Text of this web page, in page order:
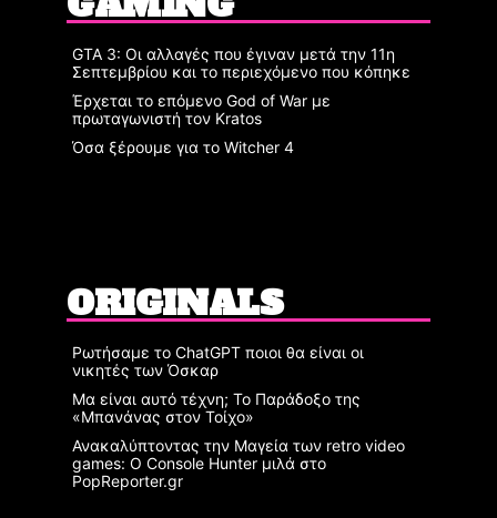
GTA 3: Οι αλλαγές που έγιναν μετά την 11η
Σεπτεμβρίου και το περιεχόμενο που κόπηκε
Έρχεται το επόμενο God of War με
πρωταγωνιστή τον Kratos
Όσα ξέρουμε για το Witcher 4
ORIGINALS
Ρωτήσαμε το ChatGPT ποιοι θα είναι οι
νικητές των Όσκαρ
Μα είναι αυτό τέχνη; Το Παράδοξο της
«Μπανάνας στον Τοίχο»
Ανακαλύπτοντας την Μαγεία των retro video
games: Ο Console Hunter μιλά στο
PopReporter.gr